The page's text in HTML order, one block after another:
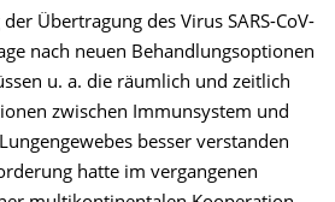
Übertragung des Virus SARS-CoV-
nach neuen Behandlungsoptionen
u. a. die räumlich und zeitlich
zwischen Immunsystem und
besser verstanden
hatte im vergangenen